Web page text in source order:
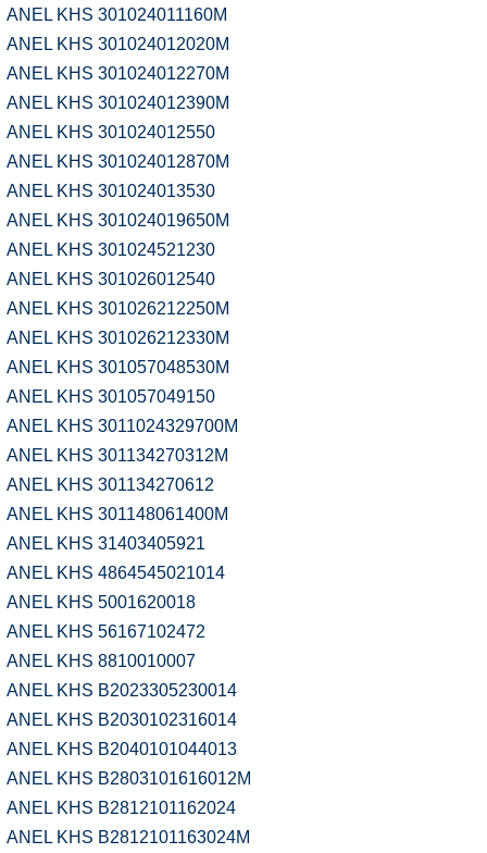
ANEL KHS 301024011160M
ANEL KHS 301024012020M
ANEL KHS 301024012270M
ANEL KHS 301024012390M
ANEL KHS 301024012550
ANEL KHS 301024012870M
ANEL KHS 301024013530
ANEL KHS 301024019650M
ANEL KHS 301024521230
ANEL KHS 301026012540
ANEL KHS 301026212250M
ANEL KHS 301026212330M
ANEL KHS 301057048530M
ANEL KHS 301057049150
ANEL KHS 3011024329700M
ANEL KHS 301134270312M
ANEL KHS 301134270612
ANEL KHS 301148061400M
ANEL KHS 31403405921
ANEL KHS 4864545021014
ANEL KHS 5001620018
ANEL KHS 56167102472
ANEL KHS 8810010007
ANEL KHS B2023305230014
ANEL KHS B2030102316014
ANEL KHS B2040101044013
ANEL KHS B2803101616012M
ANEL KHS B2812101162024
ANEL KHS B2812101163024M